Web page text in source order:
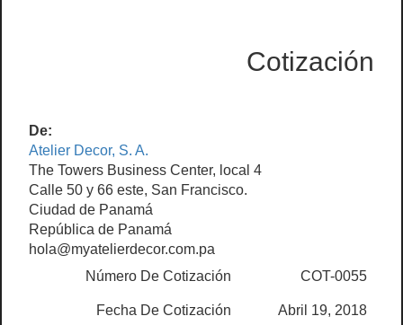
Cotización
De:
Atelier Decor, S. A.
The Towers Business Center, local 4
Calle 50 y 66 este, San Francisco.
Ciudad de Panamá
República de Panamá
hola@myatelierdecor.com.pa
Número De Cotización
COT-0055
Fecha De Cotización Abril 19, 2018